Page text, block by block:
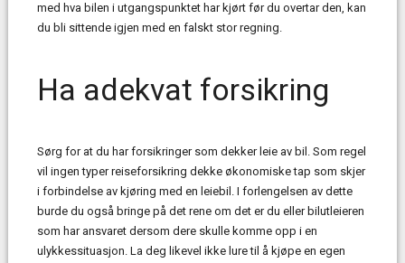
med hva bilen i utgangspunktet har kjørt før du overtar den, kan
du bli sittende igjen med en falskt stor regning.
Ha adekvat forsikring
Sørg for at du har forsikringer som dekker leie av bil. Som regel
vil ingen typer reiseforsikring dekke økonomiske tap som skjer
i forbindelse av kjøring med en leiebil. I forlengelsen av dette
burde du også bringe på det rene om det er du eller bilutleieren
som har ansvaret dersom dere skulle komme opp i en
ulykkessituasjon. La deg likevel ikke lure til å kjøpe en egen